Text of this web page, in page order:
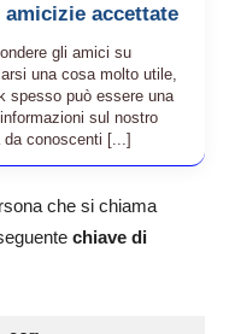
amicizie accettate
gli amici su
una cosa molto utile,
spesso può essere una
sul nostro
da conoscenti [...]
che si chiama
chiave di